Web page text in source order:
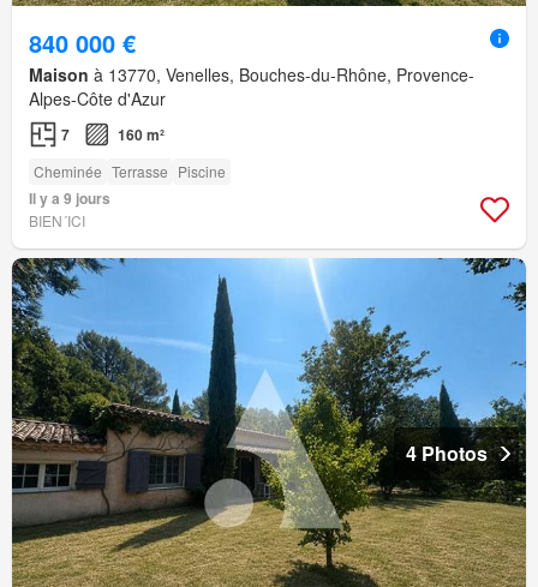
840 000 €
Maison à 13770, Venelles, Bouches-du-Rhône, Provence-
Alpes-Côte d'Azur
7 160 m²
Cheminée Terrasse Piscine
Il y a 9 jours
BIEN´ICI
4 Photos